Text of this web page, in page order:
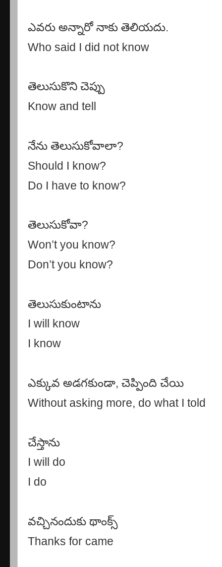
ఎవరు అన్నారో నాకు తెలియదు.
Who said I did not know
తెలుసుకొని చెప్పు
Know and tell
నేను తెలుసుకోవాలా?
Should I know?
Do I have to know?
తెలుసుకోవా?
Won’t you know?
Don’t you know?
తెలుసుకుంటాను
I will know
I know
ఎక్కువ అడగకుండా, చెప్పింది చేయి
Without asking more, do what I told
చేస్తాను
I will do
I do
వచ్చినందుకు థాంక్స్
Thanks for came